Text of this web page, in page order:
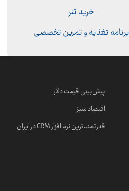
خرید تتر
برنامه تغذیه و تمرین تخصصی
پیش‌بینی قیمت دلار
اقتصاد سبز
قدرتمندترین نرم‌ افزار CRM در ایران